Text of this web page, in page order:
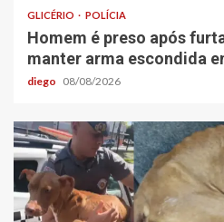
GLICÉRIO POLÍCIA
Homem é preso após
manter arma escondida
diego 08/08/2026